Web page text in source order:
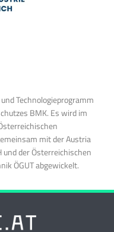
Technologieprogramm
BMK. Es wird im
mit der Austria
der Österreichischen
ÖGUT abgewickelt.